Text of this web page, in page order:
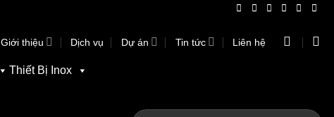
Giới thiệu Dịch vụ Dự án Tin tức Liên hệ
Thiết Bị Inox